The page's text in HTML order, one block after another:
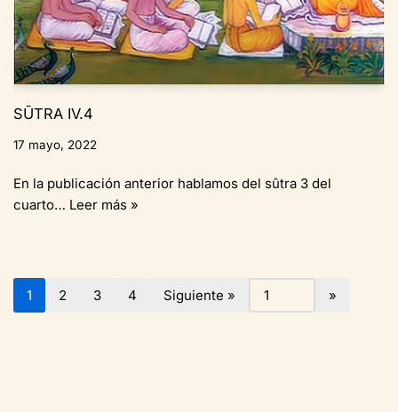
SŪTRA IV.4
17 mayo, 2022
En la publicación anterior hablamos del sûtra 3 del
cuarto… Leer más »
1 2 3 4 Siguiente »